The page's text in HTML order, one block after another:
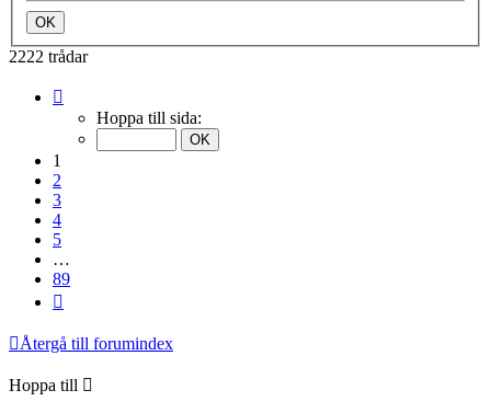
2222 trådar
Hoppa till sida:
1
2
3
4
5
…
89
Återgå till forumindex
Hoppa till